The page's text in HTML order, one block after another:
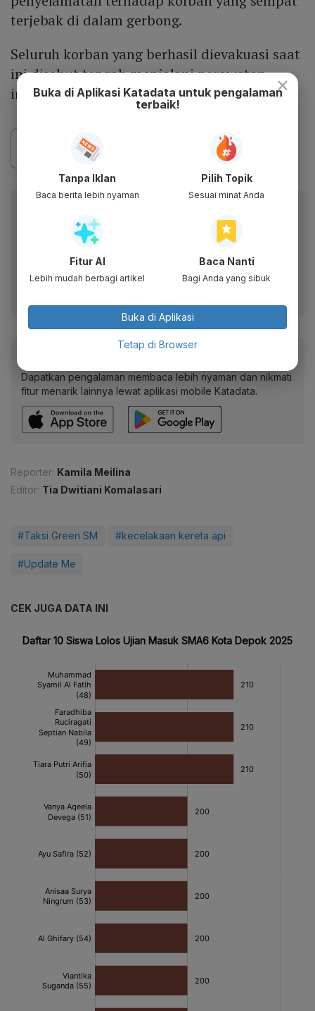
terjebak di dalam gerbong.
Seluruh korban yang berhasil dievakuasi saat
ini disebut tengah menjalani perawatan
intensif di 12 rumah sakit di sekitar Bekasi.
Anda
Dapatkan akses cepat ke berita terkini dan data
berharga dari WhatsApp Channel Katadata.co.id
Baca artikel ini lewat aplikasi mobile.
Dapatkan pengalaman membaca lebih nyaman dan nikmati
fitur menarik lainnya lewat aplikasi mobile Katadata.
Reporter: Kamila Meilina
Editor: Tia Dwitiani Komalasari
#Taksi Green SM #kecelakaan kereta api
#Update Me
CEK JUGA DATA INI
×
Buka di Aplikasi Katadata untuk pengalaman
terbaik!
Tanpa Iklan
Baca berita lebih nyaman
Pilih Topik
Sesuai minat Anda
Fitur AI
Lebih mudah berbagi artikel
Baca Nanti
Bagi Anda yang sibuk
Buka di Aplikasi
Tetap di Browser